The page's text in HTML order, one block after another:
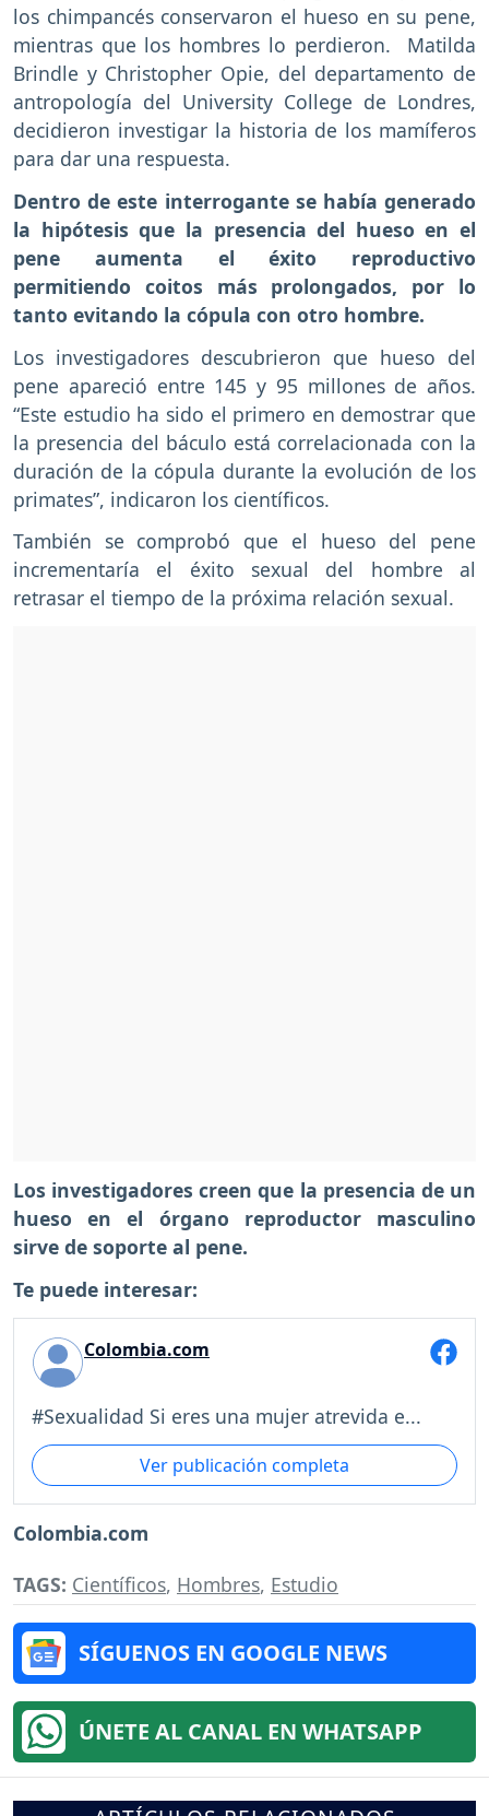
los chimpancés conservaron el hueso en su pene,
mientras que los hombres lo perdieron. Matilda
Brindle y Christopher Opie, del departamento de
antropología del University College de Londres,
decidieron investigar la historia de los mamíferos
para dar una respuesta.
Dentro de este interrogante se había generado
la hipótesis que la presencia del hueso en el
pene aumenta el éxito reproductivo
permitiendo coitos más prolongados, por lo
tanto evitando la cópula con otro hombre.
Los investigadores descubrieron que hueso del
pene apareció entre 145 y 95 millones de años.
“Este estudio ha sido el primero en demostrar que
la presencia del báculo está correlacionada con la
duración de la cópula durante la evolución de los
primates”, indicaron los científicos.
También se comprobó que el hueso del pene
incrementaría el éxito sexual del hombre al
retrasar el tiempo de la próxima relación sexual.
Los investigadores creen que la presencia de un
hueso en el órgano reproductor masculino
sirve de soporte al pene.
Te puede interesar:
Colombia.com
#Sexualidad Si eres una mujer atrevida e...
Ver publicación completa
Colombia.com
TAGS: Científicos, Hombres, Estudio
SÍGUENOS EN GOOGLE NEWS
ÚNETE AL CANAL EN WHATSAPP